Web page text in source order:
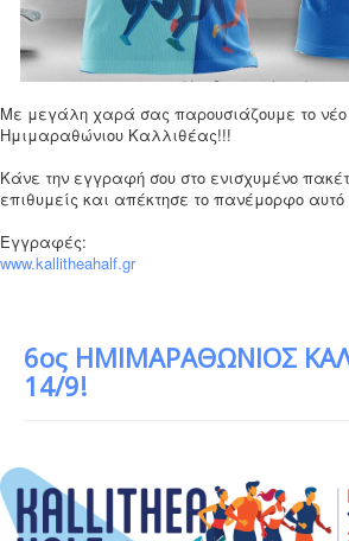
Με μεγάλη χαρά σας παρουσιάζουμε το νέο
Ημιμαραθώνιου Καλλιθέας!!!
Κάνε την εγγραφή σου στο ενισχυμένο
επιθυμείς και απέκτησε το πανέμορφο αυτό
Εγγραφές:
www.kallitheahalf.gr
6ος ΗΜΙΜΑΡΑΘΩΝΙΟΣ
14/9!